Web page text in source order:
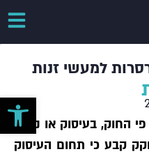
למעשי זנות
החוק, בעיסוק או ניסיון
קבע כי תחום העיסוק
פתח